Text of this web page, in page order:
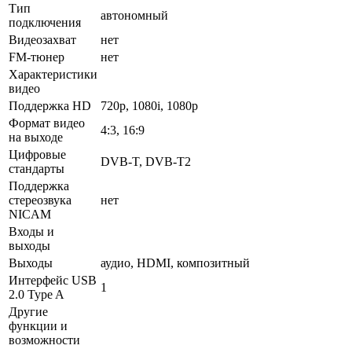
Тип
подключения
автономный
Видеозахват
нет
FM-тюнер
нет
Характеристики
видео
Поддержка HD
720p, 1080i, 1080p
Формат видео
на выходе
4:3, 16:9
Цифровые
стандарты
DVB-T, DVB-T2
Поддержка
стереозвука
NICAM
нет
Входы и
выходы
Выходы
аудио, HDMI, композитный
Интерфейс USB
2.0 Type A
1
Другие
функции и
возможности